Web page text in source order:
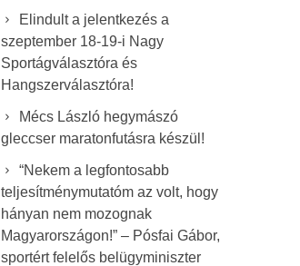
Elindult a jelentkezés a
szeptember 18-19-i Nagy
Sportágválasztóra és
Hangszerválasztóra!
Mécs László hegymászó
gleccser maratonfutásra készül!
“Nekem a legfontosabb
teljesítménymutatóm az volt, hogy
hányan nem mozognak
Magyarországon!” – Pósfai Gábor,
sportért felelős belügyminiszter